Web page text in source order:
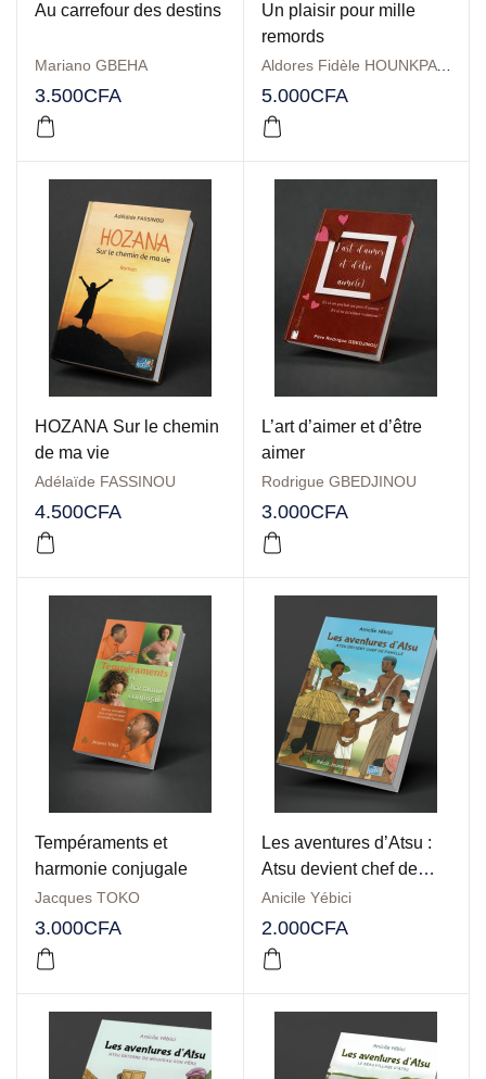
Au carrefour des destins
Mariano GBEHA
3.500CFA
Un plaisir pour mille
remords
Aldores Fidèle HOUNKPATIN
5.000CFA
HOZANA Sur le chemin
de ma vie
Adélaïde FASSINOU
4.500CFA
L’art d’aimer et d’être
aimer
Rodrigue GBEDJINOU
3.000CFA
Tempéraments et
harmonie conjugale
Jacques TOKO
3.000CFA
Les aventures d’Atsu :
Atsu devient chef de
famille
Anicile Yébici
2.000CFA